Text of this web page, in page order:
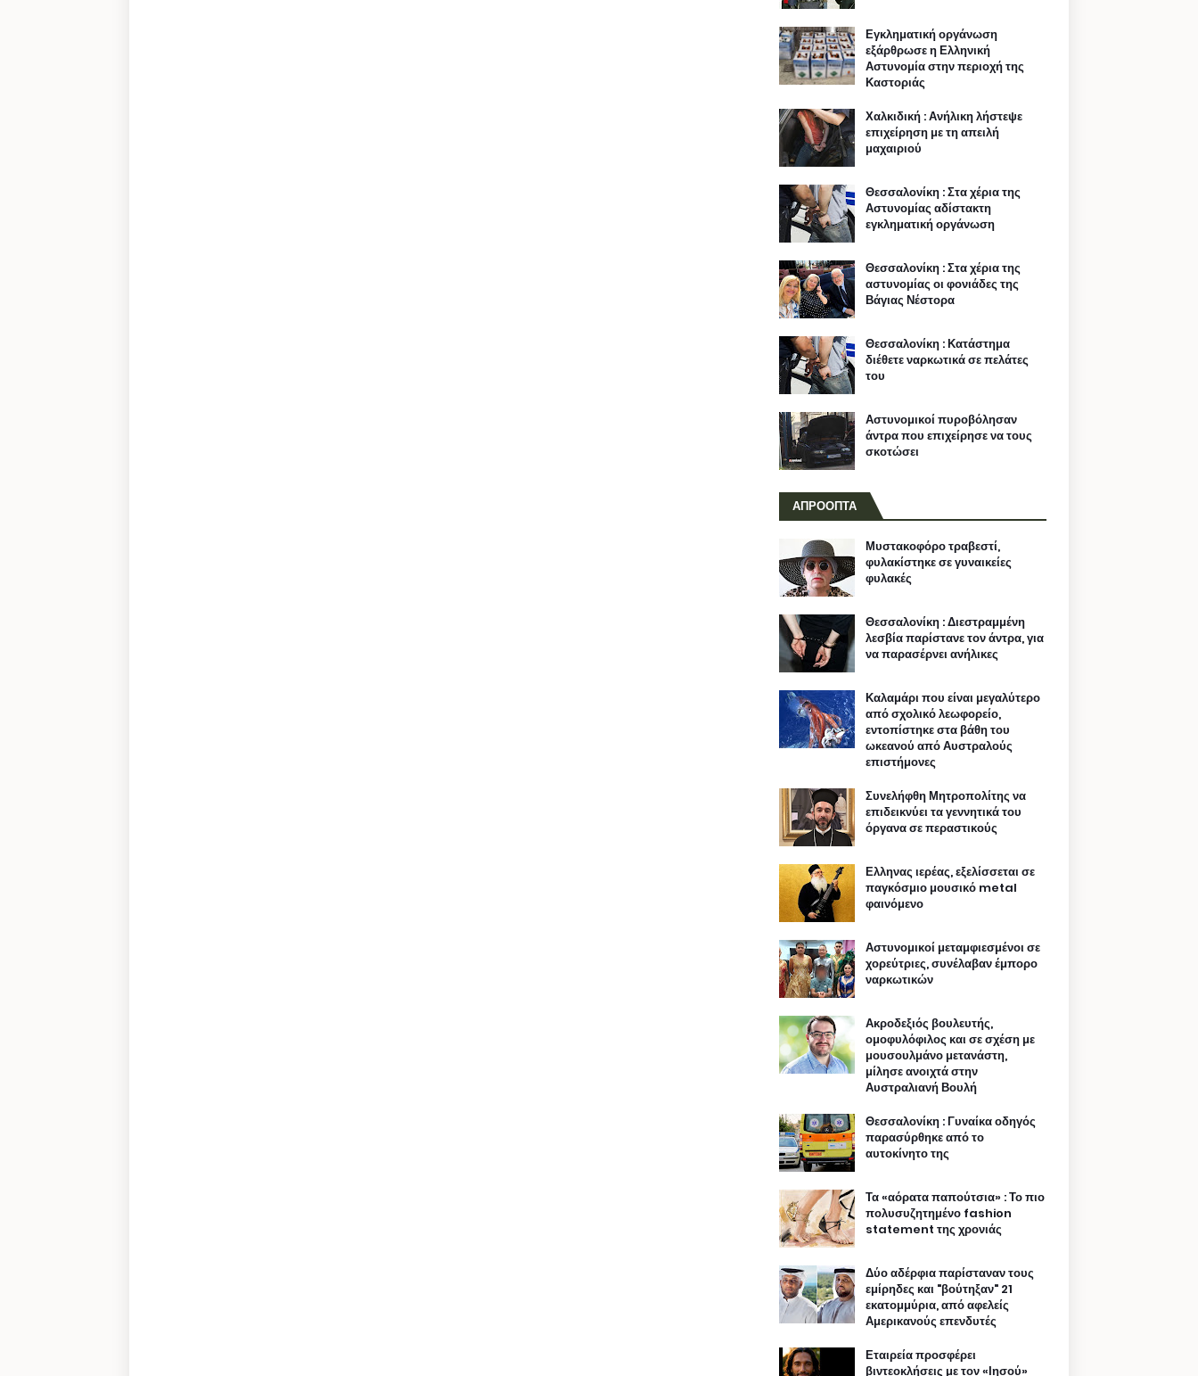
Εγκληματική οργάνωση
εξάρθρωσε η Ελληνική
Αστυνομία στην περιοχή της
Καστοριάς
Χαλκιδική : Ανήλικη λήστεψε
επιχείρηση με τη απειλή
μαχαιριού
Θεσσαλονίκη : Στα χέρια της
Αστυνομίας αδίστακτη
εγκληματική οργάνωση
Θεσσαλονίκη : Στα χέρια της
αστυνομίας οι φονιάδες της
Βάγιας Νέστορα
Θεσσαλονίκη : Κατάστημα
διέθετε ναρκωτικά σε πελάτες
του
Αστυνομικοί πυροβόλησαν
άντρα που επιχείρησε να τους
σκοτώσει
ΑΠΡΟΟΠΤΑ
Μυστακοφόρο τραβεστί,
φυλακίστηκε σε γυναικείες
φυλακές
Θεσσαλονίκη : Διεστραμμένη
λεσβία παρίστανε τον άντρα, για
να παρασέρνει ανήλικες
Καλαμάρι που είναι μεγαλύτερο
από σχολικό λεωφορείο,
εντοπίστηκε στα βάθη του
ωκεανού από Αυστραλούς
επιστήμονες
Συνελήφθη Μητροπολίτης να
επιδεικνύει τα γεννητικά του
όργανα σε περαστικούς
Ελληνας ιερέας, εξελίσσεται σε
παγκόσμιο μουσικό metal
φαινόμενο
Αστυνομικοί μεταμφιεσμένοι σε
χορεύτριες, συνέλαβαν έμπορο
ναρκωτικών
Ακροδεξιός βουλευτής,
ομοφυλόφιλος και σε σχέση με
μουσουλμάνο μετανάστη,
μίλησε ανοιχτά στην
Αυστραλιανή Βουλή
Θεσσαλονίκη : Γυναίκα οδηγός
παρασύρθηκε από το
αυτοκίνητο της
Τα «αόρατα παπούτσια» : Το πιο
πολυσυζητημένο fashion
statement της χρονιάς
Δύο αδέρφια παρίσταναν τους
εμίρηδες και "βούτηξαν" 21
εκατομμύρια, από αφελείς
Αμερικανούς επενδυτές
Εταιρεία προσφέρει
βιντεοκλήσεις με τον «Ιησού»